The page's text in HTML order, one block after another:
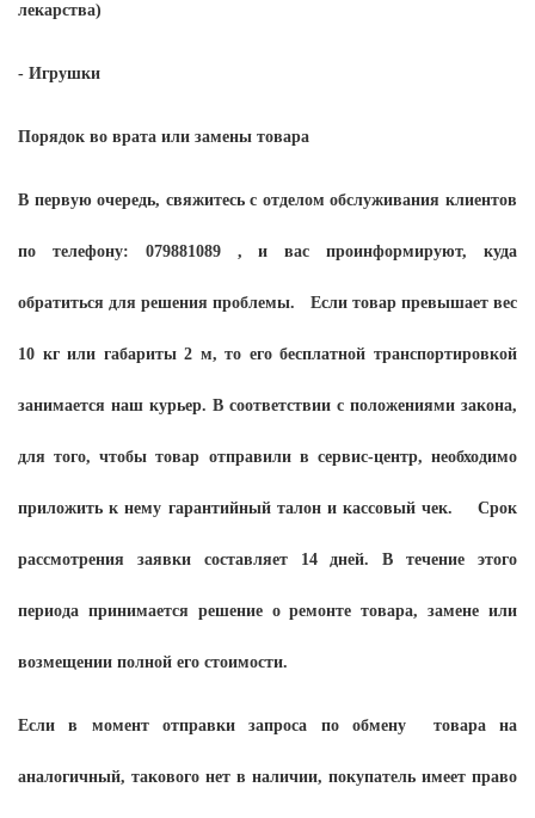
лекарства)
- Игрушки
Порядок во врата или замены товара
В первую очередь, свяжитесь с отделом обслуживания клиентов
по телефону: 079881089 , и вас проинформируют, куда
обратиться для решения проблемы. Если товар превышает вес
10 кг или габариты 2 м, то его бесплатной транспортировкой
занимается наш курьер. В соответствии с положениями закона,
для того, чтобы товар отправили в сервис-центр, необходимо
приложить к нему гарантийный талон и кассовый чек. Срок
рассмотрения заявки составляет 14 дней. В течение этого
периода принимается решение о ремонте товара, замене или
возмещении полной его стоимости.
Если в момент отправки запроса по обмену товара на
аналогичный, такового нет в наличии, покупатель имеет право